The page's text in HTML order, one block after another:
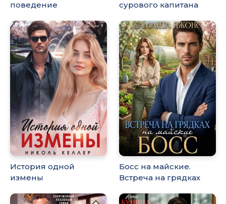
поведение сурового капитана
История одной
измены
Босс на майские.
Встреча на грядках